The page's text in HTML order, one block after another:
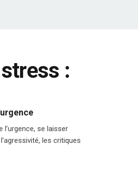
:
l’urgence, se laisser
les critiques